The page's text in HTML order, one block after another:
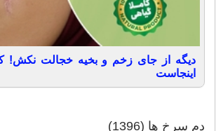
دیگه از جای زخم و بخیه خجالت نکش!
اینجاست
دم سرخ ها (1396)